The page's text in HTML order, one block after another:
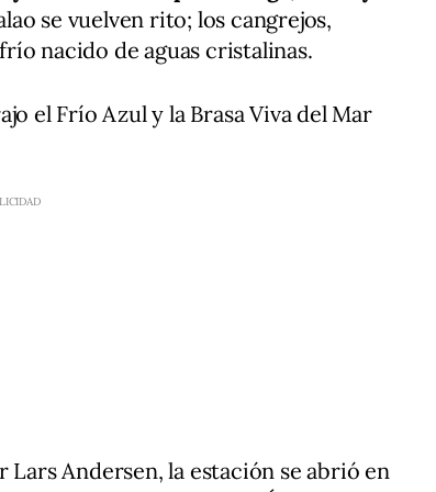
se vuelven rito; los cangrejos,
nacido de aguas cristalinas.
el Frío Azul y la Brasa Viva del Mar
Lars Andersen, la estación se abrió en